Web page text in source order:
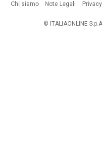
Chi siamo Note Legali Privacy
© ITALIAONLINE